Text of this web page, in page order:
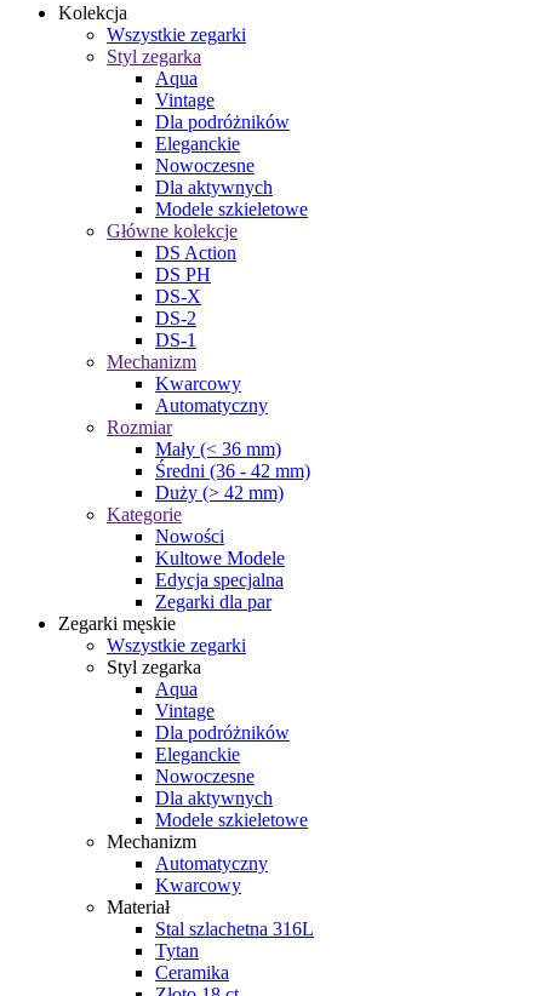
Kolekcja
Wszystkie zegarki
Styl zegarka
Aqua
Vintage
Dla podróżników
Eleganckie
Nowoczesne
Dla aktywnych
Modele szkieletowe
Główne kolekcje
DS Action
DS PH
DS-X
DS-2
DS-1
Mechanizm
Kwarcowy
Automatyczny
Rozmiar
Mały (< 36 mm)
Średni (36 - 42 mm)
Duży (> 42 mm)
Kategorie
Nowości
Kultowe Modele
Edycja specjalna
Zegarki dla par
Zegarki męskie
Wszystkie zegarki
Styl zegarka
Aqua
Vintage
Dla podróżników
Eleganckie
Nowoczesne
Dla aktywnych
Modele szkieletowe
Mechanizm
Automatyczny
Kwarcowy
Materiał
Stal szlachetna 316L
Tytan
Ceramika